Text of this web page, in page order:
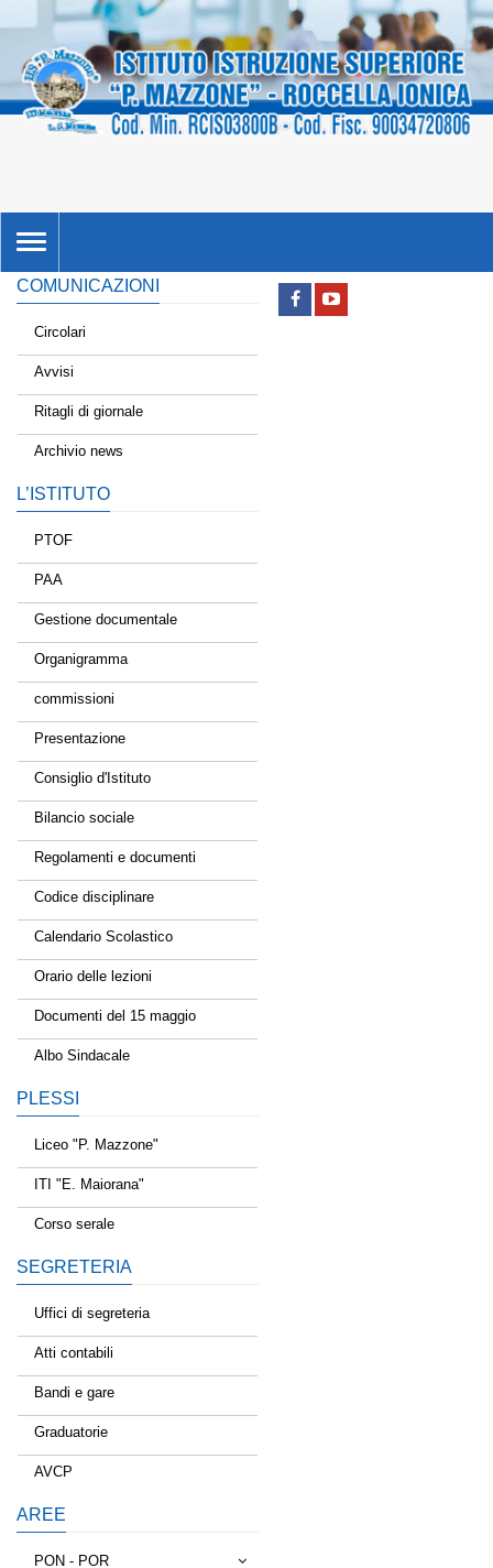
TOGGLE
NAVIGATION
COMUNICAZIONI
Circolari
Avvisi
Ritagli di giornale
Archivio news
L’ISTITUTO
PTOF
PAA
Gestione documentale
Organigramma
commissioni
Presentazione
Consiglio d'Istituto
Bilancio sociale
Regolamenti e documenti
Codice disciplinare
Calendario Scolastico
Orario delle lezioni
Documenti del 15 maggio
Albo Sindacale
PLESSI
Liceo "P. Mazzone"
ITI "E. Maiorana"
Corso serale
SEGRETERIA
Uffici di segreteria
Atti contabili
Bandi e gare
Graduatorie
AVCP
AREE
PON - POR